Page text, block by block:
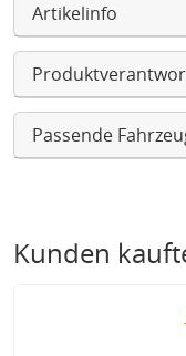
Artikelinfo
Passende
Kunden